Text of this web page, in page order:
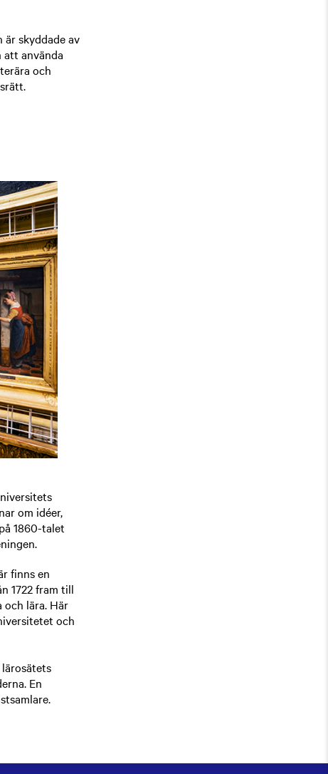
är skyddade av
använda
och
om idéer,
1860-talet
finns en
1722 fram till
lära. Här
och
En